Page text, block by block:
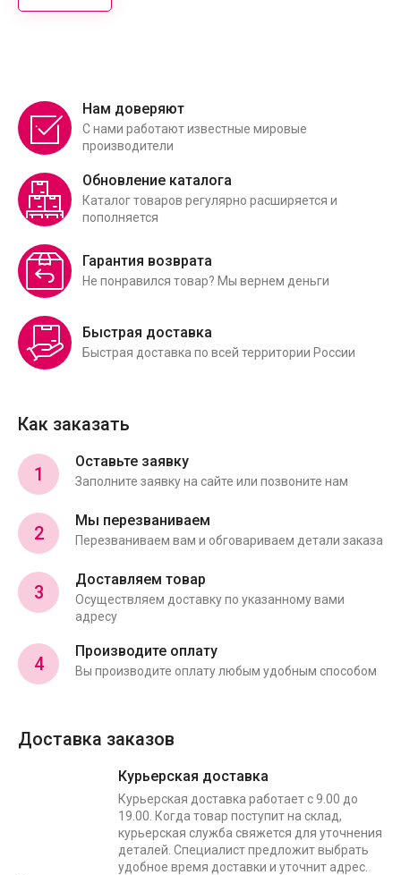
Нам доверяют
С нами работают известные мировые
производители
Обновление каталога
Каталог товаров регулярно расширяется и
пополняется
Гарантия возврата
Не понравился товар? Мы вернем деньги
Быстрая доставка
Быстрая доставка по всей территории России
Как заказать
1
Оставьте заявку
Заполните заявку на сайте или позвоните нам
2
Мы перезваниваем
Перезваниваем вам и обговариваем детали заказа
3
Доставляем товар
Осуществляем доставку по указанному вами
адресу
4
Производите оплату
Вы производите оплату любым удобным способом
Доставка заказов
Курьерская доставка
Курьерская доставка работает с 9.00 до
19.00. Когда товар поступит на склад,
курьерская служба свяжется для уточнения
деталей. Специалист предложит выбрать
удобное время доставки и уточнит адрес.